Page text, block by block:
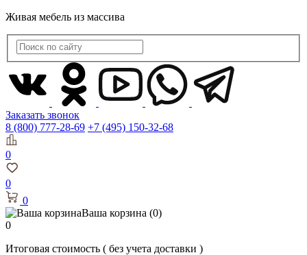
Живая мебель из массива
Заказать звонок
8 (800) 777-28-69 +7 (495) 150-32-68
0
0
0
Ваша корзина (0)
0
Итоговая стоимость ( без учета доставки )